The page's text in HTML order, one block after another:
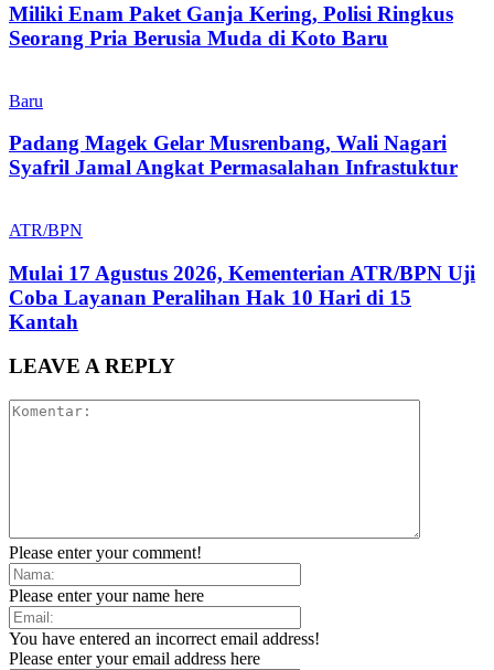
Miliki Enam Paket Ganja Kering, Polisi Ringkus
Seorang Pria Berusia Muda di Koto Baru
Baru
Padang Magek Gelar Musrenbang, Wali Nagari
Syafril Jamal Angkat Permasalahan Infrastuktur
ATR/BPN
Mulai 17 Agustus 2026, Kementerian ATR/BPN Uji
Coba Layanan Peralihan Hak 10 Hari di 15
Kantah
LEAVE A REPLY
Please enter your comment!
Please enter your name here
You have entered an incorrect email address!
Please enter your email address here